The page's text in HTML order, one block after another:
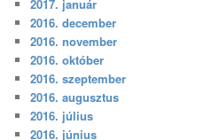
2017. január
2016. december
2016. november
2016. október
2016. szeptember
2016. augusztus
2016. július
2016. június